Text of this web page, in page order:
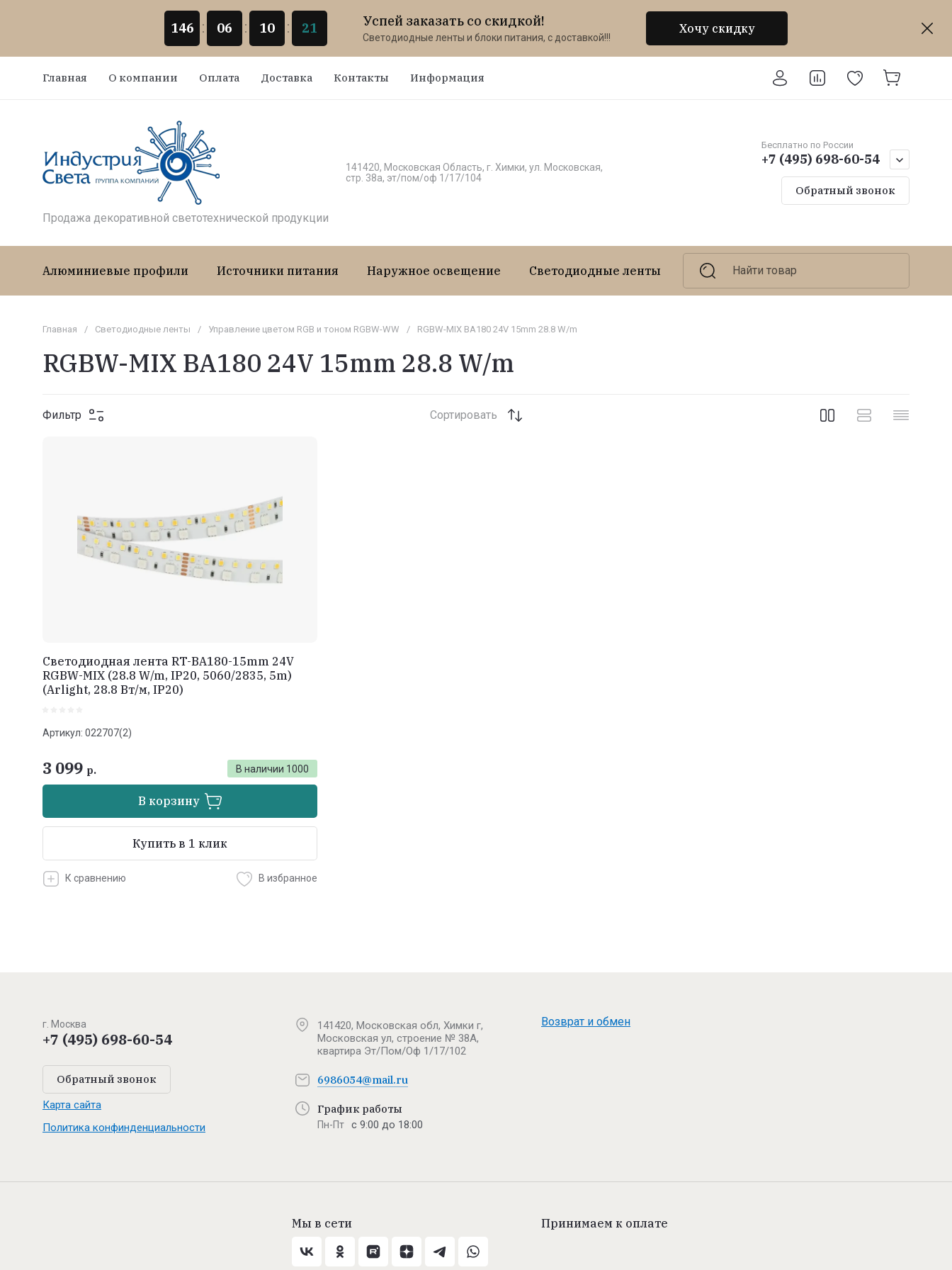
146 06 10 21 Успей заказать со скидкой!
Светодиодные ленты и блоки питания, с доставкой!!!
Хочу скидку
Главная О компании Оплата Доставка Контакты Информация
Продажа декоративной светотехнической продукции
141420, Московская Область, г. Химки, ул. Московская,
стр. 38а, эт/пом/оф 1/17/104
Бесплатно по России
+7 (495) 698-60-54
Обратный звонок
Алюминиевые профили Источники питания Наружное освещение Светодиодные ленты Светодиодные светильники
Найти товар
Главная / Светодиодные ленты / Управление цветом RGB и тоном RGBW-WW / RGBW-MIX BA180 24V 15mm 28.8 W/m
RGBW-MIX BA180 24V 15mm 28.8 W/m
Фильтр Сортировать
Светодиодная лента RT-BA180-15mm 24V
RGBW-MIX (28.8 W/m, IP20, 5060/2835, 5m)
(Arlight, 28.8 Вт/м, IP20)
Артикул: 022707(2)
В наличии 1000
3 099 р.
В корзину
Купить в 1 клик
К сравнению В избранное
г. Москва
+7 (495) 698-60-54
Обратный звонок
Карта сайта
Политика конфинденциальности
141420, Московская обл, Химки г,
Московская ул, строение № 38А,
квартира Эт/Пом/Оф 1/17/102
6986054@mail.ru
График работы
Пн-Пт с 9:00 до 18:00
Возврат и обмен
Мы в сети Принимаем к оплате